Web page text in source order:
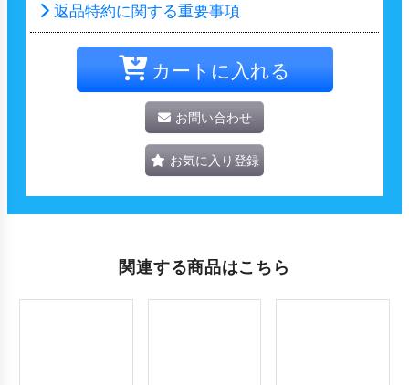
返品特約に関する重要事項
カートに入れる
お問い合わせ
お気に入り登録
関連する商品はこちら